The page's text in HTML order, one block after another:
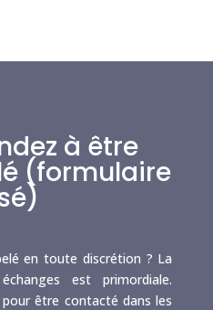
à être
(formulaire
en toute discrétion ? La
est primordiale.
être contacté dans les